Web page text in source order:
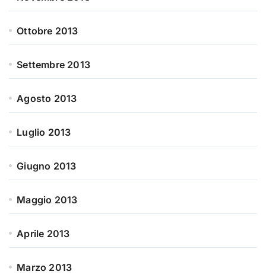
Ottobre 2013
Settembre 2013
Agosto 2013
Luglio 2013
Giugno 2013
Maggio 2013
Aprile 2013
Marzo 2013